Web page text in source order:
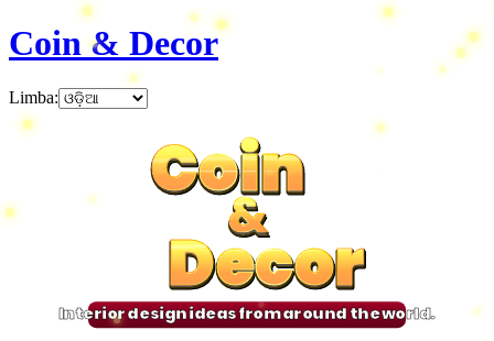
Coin & Decor
Limba:
Coin
&
Decor
Coin
&
Decor
Coin
&
Decor
Coin
&
Decor
Interior design ideas from around the world.